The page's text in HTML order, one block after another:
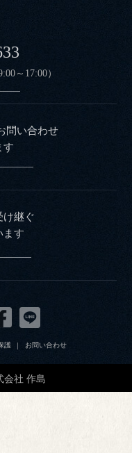
～17:00）
問い合わせ
す
け継ぐ
ます
護 お問い合わせ
会社 作島